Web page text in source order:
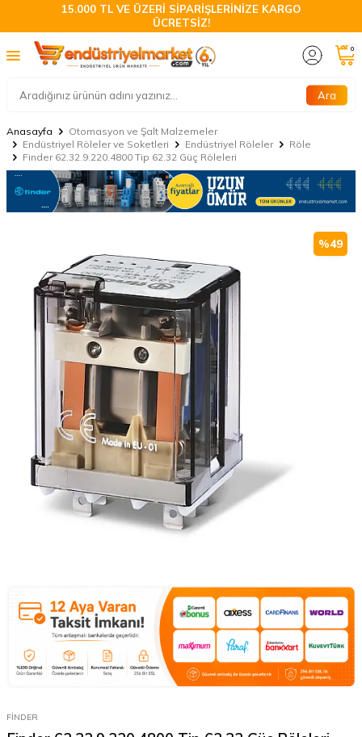
15.000 TL VE ÜZERİ SİPARİŞLERİNİZE KARGO
ÜCRETSİZ!
Ara
0
Anasayfa
Otomasyon ve Şalt Malzemeler
Endüstriyel Röleler ve Soketleri
Endüstriyel Röleler
Röle
Finder 62.32.9.220.4800 Tip 62.32 Güç Röleleri
%49
FİNDER